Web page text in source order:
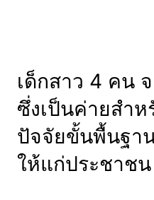
เด็กสาว 4 คน
ซึ่งเป็นค่ายสำห
ปัจจัยขั้นพื้นฐา
ให้แก่ประชาชน